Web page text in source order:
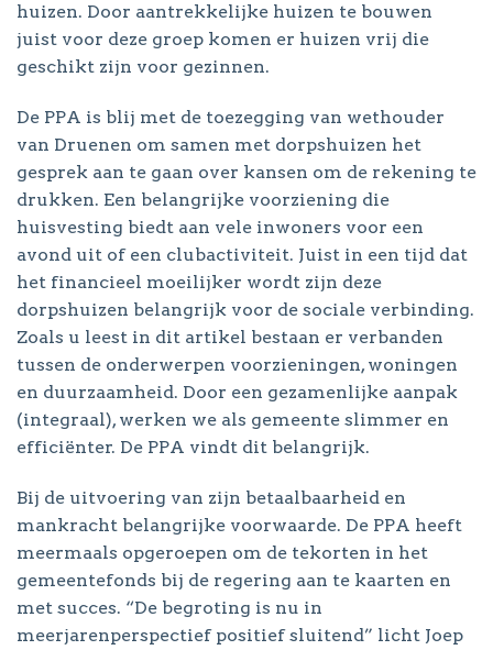
huizen. Door aantrekkelijke huizen te bouwen
juist voor deze groep komen er huizen vrij die
geschikt zijn voor gezinnen.
De PPA is blij met de toezegging van wethouder
van Druenen om samen met dorpshuizen het
gesprek aan te gaan over kansen om de rekening te
drukken. Een belangrijke voorziening die
huisvesting biedt aan vele inwoners voor een
avond uit of een clubactiviteit. Juist in een tijd dat
het financieel moeilijker wordt zijn deze
dorpshuizen belangrijk voor de sociale verbinding.
Zoals u leest in dit artikel bestaan er verbanden
tussen de onderwerpen voorzieningen, woningen
en duurzaamheid. Door een gezamenlijke aanpak
(integraal), werken we als gemeente slimmer en
efficiënter. De PPA vindt dit belangrijk.
Bij de uitvoering van zijn betaalbaarheid en
mankracht belangrijke voorwaarde. De PPA heeft
meermaals opgeroepen om de tekorten in het
gemeentefonds bij de regering aan te kaarten en
met succes. “De begroting is nu in
meerjarenperspectief positief sluitend” licht Joep